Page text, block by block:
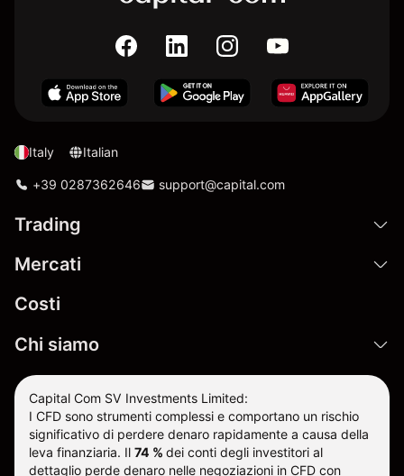
Italy Italian
+39 0287362646 support@capital.com
Trading
Mercati
Costi
Chi siamo
Capital Com SV Investments Limited:
I CFD sono strumenti complessi e comportano un rischio
significativo di perdere denaro rapidamente a causa della
leva finanziaria. Il 74 % dei conti degli investitori al
dettaglio perde denaro nelle negoziazioni in CFD con